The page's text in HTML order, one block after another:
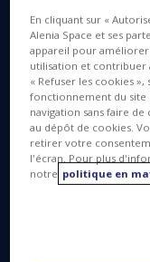
Cannes, le 6
société
(33 %), et
décision
technologies
solution de
DeeperVision,
à la plateforme
DeeperVision,
satellites
désormais
immédiatement
En cliquant sur «
Alenia Space et ses
appareil pour améliorer
utilisation et contribuer
« Refuser les cookies
fonctionnement du site
navigation sans faire
au dépôt de cookies.
retirer votre
l'écran. Pour plus
notre politique en